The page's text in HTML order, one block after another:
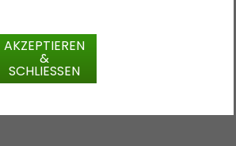
AKZEPTIEREN
&
SCHLIESSEN